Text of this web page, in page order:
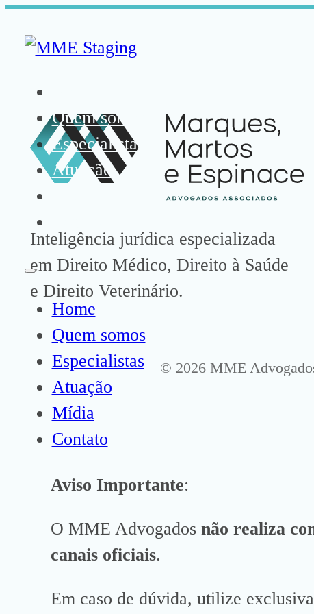
Quem somos
Especialistas
Atuação
Home
Quem somos
Especialistas
Atuação
Mídia
Contato
Inteligência jurídica especializada
em Direito Médico, Direito à Saúde
e Direito Veterinário.
© 2026 MME
Aviso Importante:
O MME Advogadosnão realiza
canais oficiais.
Em caso de dúvida, utilize